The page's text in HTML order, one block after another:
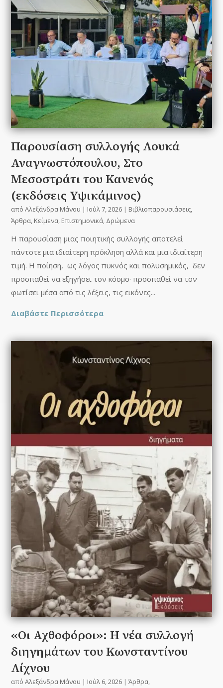
Παρουσίαση συλλογής Λουκά
Αναγνωστόπουλου, Στο
Μεσοστράτι του Κανενός
(εκδόσεις Υψικάμινος)
απόΑλεξάνδρα Μάνου | Ιούλ 7, 2026 | Βιβλιοπαρουσιάσεις,
Άρθρα, Κείμενα, Επιστημονικά, Δρώμενα
Η παρουσίαση μιας ποιητικής συλλογής αποτελεί
πάντοτε μια ιδιαίτερη πρόκληση αλλά και μια ιδιαίτερη
τιμή. Η ποίηση, ως λόγος πυκνός και πολυσημικός, δεν
προσπαθεί να εξηγήσει τον κόσμο· προσπαθεί να τον
φωτίσει μέσα από τις λέξεις, τις εικόνες...
Διαβάστε Περισσότερα
«Οι Αχθοφόροι»: Η νέα συλλογή
διηγημάτων του Κωνσταντίνου
Λίχνου
απόΑλεξάνδρα Μάνου | Ιούλ 6, 2026 |Άρθρα,